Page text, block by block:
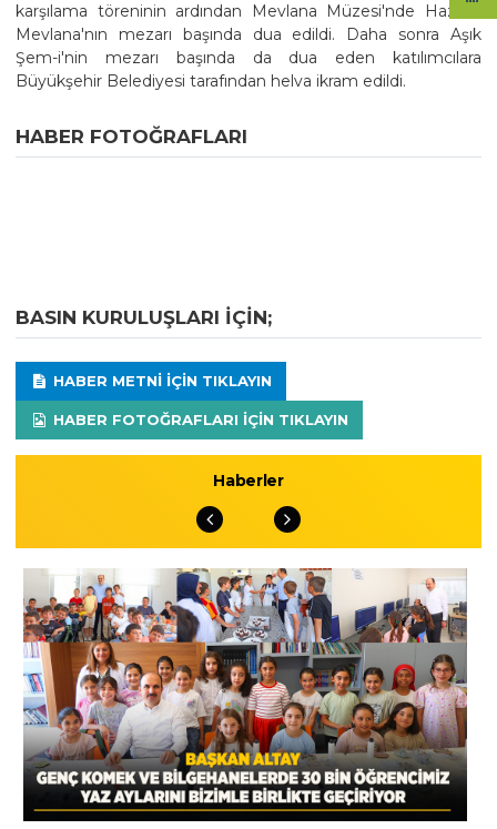
karşılama töreninin ardından Mevlana Müzesi'nde Hazreti
Mevlana'nın mezarı başında dua edildi. Daha sonra Aşık
Şem-i'nin mezarı başında da dua eden katılımcılara
Büyükşehir Belediyesi tarafından helva ikram edildi.
HABER FOTOĞRAFLARI
BASIN KURULUŞLARI IÇIN;
HABER METNI IÇIN TIKLAYIN
HABER FOTOĞRAFLARI IÇIN TIKLAYIN
Haberler